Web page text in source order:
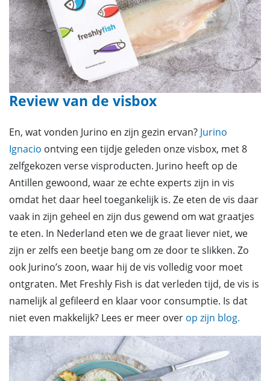
Review van de visbox
En, wat vonden Jurino en zijn gezin ervan? Jurino
Ignacio ontving een tijdje geleden onze visbox, met 8
zelfgekozen verse visproducten. Jurino heeft op de
Antillen gewoond, waar ze echte experts zijn in vis
omdat het daar heel toegankelijk is. Ze eten de vis daar
vaak in zijn geheel en zijn dus gewend om wat graatjes
te eten. In Nederland eten we de graat liever niet, we
zijn er zelfs een beetje bang om ze door te slikken. Zo
ook Jurino’s zoon, waar hij de vis volledig voor moet
ontgraten. Met Freshly Fish is dat verleden tijd, de vis is
namelijk al gefileerd en klaar voor consumptie. Is dat
niet even makkelijk? Lees er meer over op zijn blog.